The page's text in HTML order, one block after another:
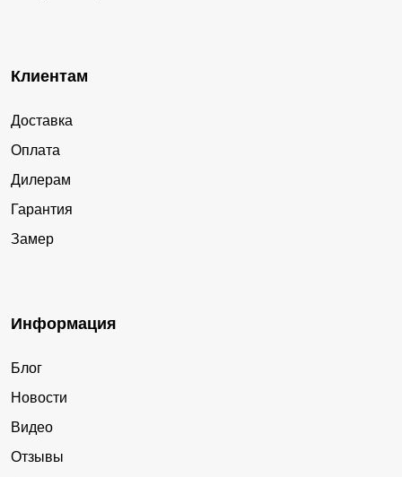
Клиентам
Доставка
Оплата
Дилерам
Гарантия
Замер
Информация
Блог
Новости
Видео
Отзывы